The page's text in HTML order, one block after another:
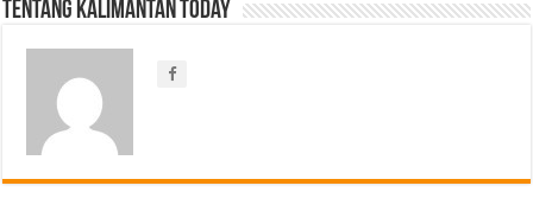
Tentang Kalimantan Today